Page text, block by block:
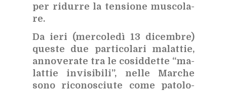
per ri­dur­re la ten­sio­ne mu­sco­la­
re.
Da ieri (mer­co­le­dì 13 di­cem­bre)
que­ste due par­ti­co­la­ri ma­lat­tie,
an­no­ve­ra­te tra le co­sid­det­te “ma­
lat­tie in­vi­si­bi­li”, nel­le Mar­che
sono ri­co­no­sciu­te come pa­to­lo­